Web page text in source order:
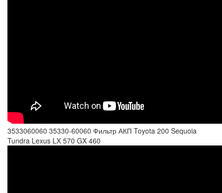
3533060060 35330-60060 Фильтр АКП Toyota 200 Sequoia
Tundra Lexus LX 570 GX 460